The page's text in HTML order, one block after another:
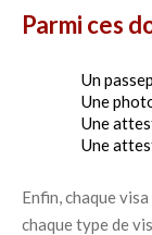
Parmi ces
Un
Une
Une
Une
Enfin, chaque
chaque type de